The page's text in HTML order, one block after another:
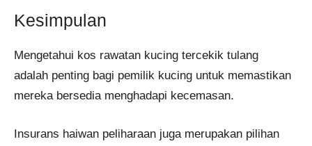
Kesimpulan
Mengetahui kos rawatan kucing tercekik tulang
adalah penting bagi pemilik kucing untuk memastikan
mereka bersedia menghadapi kecemasan.
Insurans haiwan peliharaan juga merupakan pilihan